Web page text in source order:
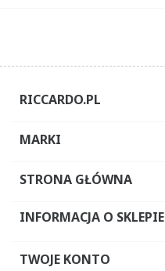
RICCARDO.PL
MARKI
STRONA GŁÓWNA
INFORMACJA O SKLEPIE
TWOJE KONTO